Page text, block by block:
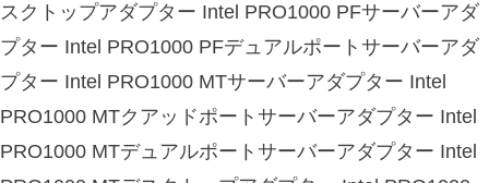
スクトップアダプター Intel PRO1000 PFサーバーアダ
プター Intel PRO1000 PFデュアルポートサーバーアダ
プター Intel PRO1000 MTサーバーアダプター Intel
PRO1000 MTクアッドポートサーバーアダプター Intel
PRO1000 MTデュアルポートサーバーアダプター Intel